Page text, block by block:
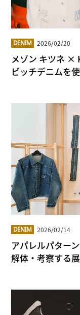
DENIM 2026/02/20
メゾン キツネ ×
ビッチデニムを
DENIM 2026/02/14
アパレルパター
解体・考察する